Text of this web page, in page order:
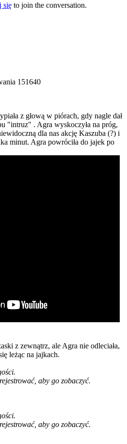
się to join the conversation.
151640
z głową w piórach, gdy nagle dał
"intruz" . Agra wyskoczyła na próg,
dla nas akcję Kaszuba (?) i
minut. Agra powróciła do jajek po
z zewnątrz, ale Agra nie odleciała,
leżąc na jajkach.
aby go zobaczyć.
aby go zobaczyć.